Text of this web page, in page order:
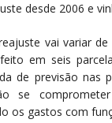
desde 2006 e
vai variar
em seis
de previsão nas
se
os gastos com